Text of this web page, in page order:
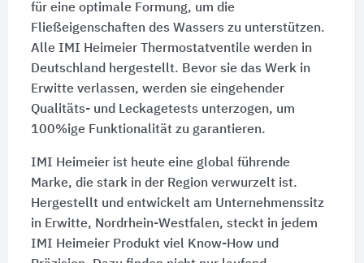
für eine optimale Formung, um die
Fließeigenschaften des Wassers zu unterstützen.
Alle IMI Heimeier Thermostatventile werden in
Deutschland hergestellt. Bevor sie das Werk in
Erwitte verlassen, werden sie eingehender
Qualitäts- und Leckagetests unterzogen, um
100%ige Funktionalität zu garantieren.
IMI Heimeier ist heute eine global führende
Marke, die stark in der Region verwurzelt ist.
Hergestellt und entwickelt am Unternehmenssitz
in Erwitte, Nordrhein-Westfalen, steckt in jedem
IMI Heimeier Produkt viel Know-How und